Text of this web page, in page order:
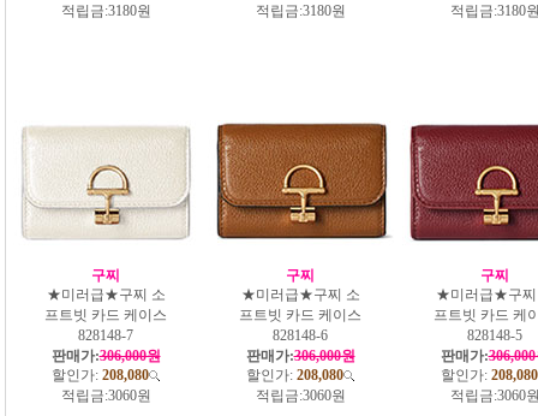
적립금:3180원
적립금:3180원
적립금:3180
구찌
★미러급★구찌 소
프트빗 카드 케이스
828148-7
판매가:306,000원
할인가: 208,080
적립금:3060원
구찌
★미러급★구찌 소
프트빗 카드 케이스
828148-6
판매가:306,000원
할인가: 208,080
적립금:3060원
구찌
★미러급★구찌
프트빗 카드 케
828148-5
판매가:
할인가: 208,080
적립금:3060